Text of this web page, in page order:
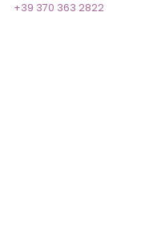
+39 370 363 2822